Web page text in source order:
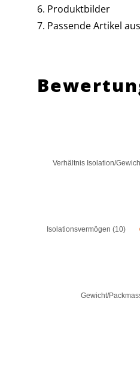
Produktbilder
Passende Artikel
Gewicht/
Isolationsvermögen (10)
Verhältnis Isolation/